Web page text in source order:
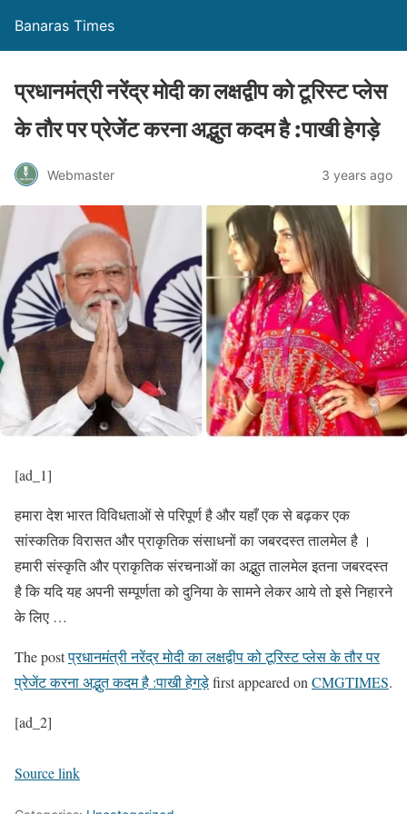
Banaras Times
प्रधानमंत्री नरेंद्र मोदी का लक्षद्वीप को टूरिस्ट प्लेस
के तौर पर प्रेजेंट करना अद्भुत कदम है :पाखी हेगड़े
Webmaster 3 years ago
[ad_1]
हमारा देश भारत विविधताओं से परिपूर्ण है और यहाँ एक से बढ़कर एक
सांस्कतिक विरासत और प्राकृतिक संसाधनों का जबरदस्त तालमेल है ।
हमारी संस्कृति और प्राकृतिक संरचनाओं का अद्भुत तालमेल इतना जबरदस्त
है कि यदि यह अपनी सम्पूर्णता को दुनिया के सामने लेकर आये तो इसे निहारने
के लिए …
The postप्रधानमंत्री नरेंद्र मोदी का लक्षद्वीप को टूरिस्ट प्लेस के तौर पर
प्रेजेंट करना अद्भुत कदम है :पाखी हेगड़ेfirst appeared onCMGTIMES.
[ad_2]
Source link